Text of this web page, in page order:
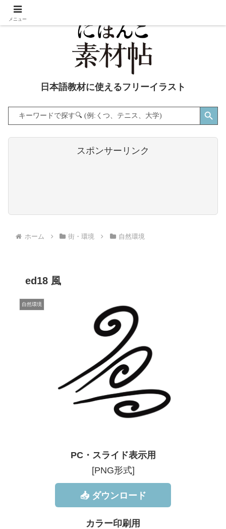
日本語教材に使えるフリーイラスト
Search
for:
Search Button
スポンサーリンク
ホーム 街・環境 自然環境
ed18 風
自然環境
PC・スライド表示用
[PNG形式]
📥 ダウンロード
カラー印刷用
メニュー